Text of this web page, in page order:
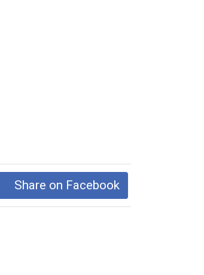
Share on Facebook